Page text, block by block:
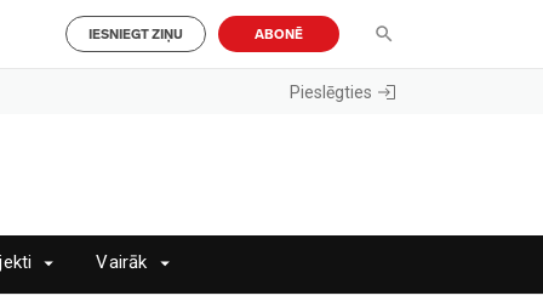
IESNIEGT ZIŅU ABONĒ
Pieslēgties
Vairāk